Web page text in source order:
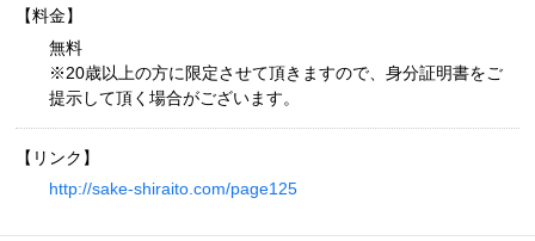
【料金】
無料
※20歳以上の方に限定させて頂きますので、身分証明書をご
提示して頂く場合がございます。
【リンク】
http://sake-shiraito.com/page125